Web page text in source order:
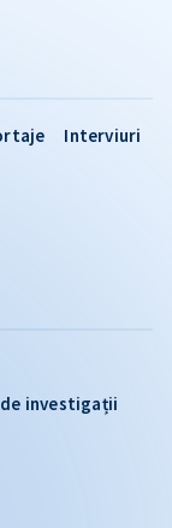
investigații
Interviuri